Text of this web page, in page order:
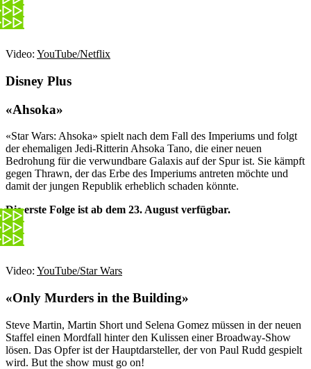
Video: YouTube/Netflix
Disney Plus
«Ahsoka»
«Star Wars: Ahsoka» spielt nach dem Fall des Imperiums und folgt
der ehemaligen Jedi-Ritterin Ahsoka Tano, die einer neuen
Bedrohung für die verwundbare Galaxis auf der Spur ist. Sie kämpft
gegen Thrawn, der das Erbe des Imperiums antreten möchte und
damit der jungen Republik erheblich schaden könnte.
Die erste Folge ist ab dem 23. August verfügbar.
Video: YouTube/Star Wars
«Only Murders in the Building»
Steve Martin, Martin Short und Selena Gomez müssen in der neuen
Staffel einen Mordfall hinter den Kulissen einer Broadway-Show
lösen. Das Opfer ist der Hauptdarsteller, der von Paul Rudd gespielt
wird. But the show must go on!